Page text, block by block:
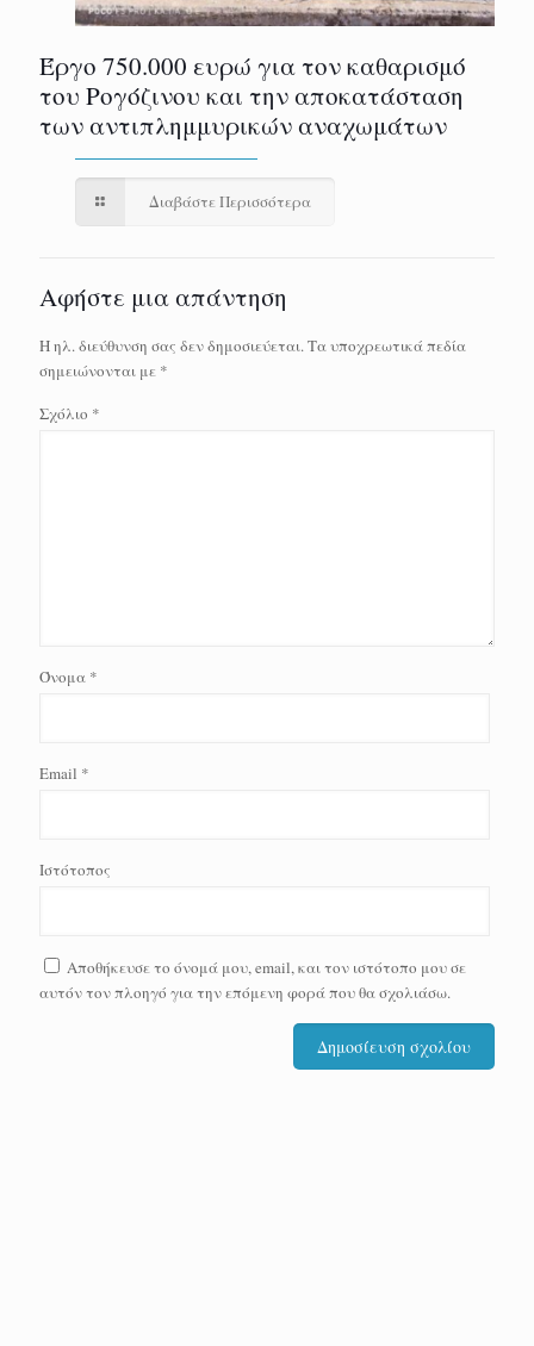
Έργο 750.000 ευρώ για τον καθαρισμό
του Ρογόζινου και την αποκατάσταση
των αντιπλημμυρικών αναχωμάτων
Διαβάστε Περισσότερα
Αφήστε μια απάντηση
Η ηλ. διεύθυνση σας δεν δημοσιεύεται.Τα υποχρεωτικά πεδία
σημειώνονται με *
Σχόλιο *
Όνομα *
Email *
Ιστότοπος
Αποθήκευσε το όνομά μου, email, και τον ιστότοπο μου σε
αυτόν τον πλοηγό για την επόμενη φορά που θα σχολιάσω.